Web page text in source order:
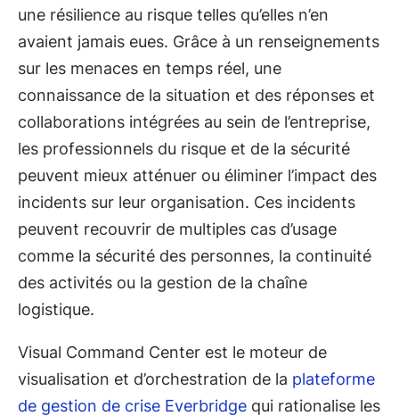
une résilience au risque telles qu’elles n’en
avaient jamais eues. Grâce à un renseignements
sur les menaces en temps réel, une
connaissance de la situation et des réponses et
collaborations intégrées au sein de l’entreprise,
les professionnels du risque et de la sécurité
peuvent mieux atténuer ou éliminer l’impact des
incidents sur leur organisation. Ces incidents
peuvent recouvrir de multiples cas d’usage
comme la sécurité des personnes, la continuité
des activités ou la gestion de la chaîne
logistique.
Visual Command Center est le moteur de
visualisation et d’orchestration de la plateforme
de gestion de crise Everbridge qui rationalise les